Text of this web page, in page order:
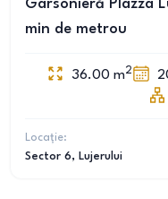
Garsonieră Plazza
min de metrou
36.00 m2
Locație:
Sector 6, Lujerului